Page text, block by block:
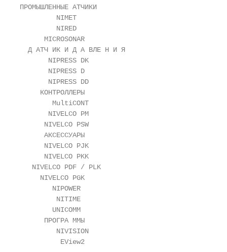
ПРОМЫШЛЕННЫЕ АТЧИКИ
         NIMET
         NIRED
      MICROSONAR
  Д АТЧ ИК И Д А ВЛЕ Н И Я
       NIPRESS DK
       NIPRESS D
       NIPRESS DD
     КОНТРОЛЛЕРЫ
        MultiCONT
       NIVELCO PM
      NIVELCO PSW
      АКСЕССУАРЫ
      NIVELCO PJK
      NIVELCO PKK
   NIVELCO PDF / PLK
     NIVELCO PGK
        NIPOWER
         NITIME
        UNICOMM
      ПРОГРА ММЫ
         NIVISION
          EView2